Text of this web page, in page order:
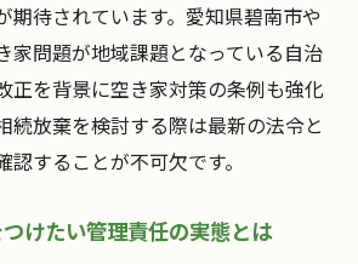
時の空き家管理ミスを防ぐ方法
続放棄時に違法行為を避けるコ
における行政手続きの注意事項
放棄で多い失敗事例から学ぶ対
期待されています。愛知県碧南市や
家問題が地域課題となっている自治
正を背景に空き家対策の条例も強化
続放棄を検討する際は最新の法令と
することが不可欠です。
けたい管理責任の実態とは